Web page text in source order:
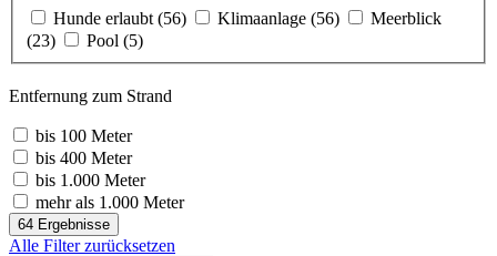
Hunde erlaubt (56) Klimaanlage (56)
Meerblick
(23)
Pool (5)
Entfernung zum Strand
bis 100 Meter
bis 400 Meter
bis 1.000 Meter
mehr als 1.000 Meter
64 Ergebnisse
Alle Filter zurücksetzen